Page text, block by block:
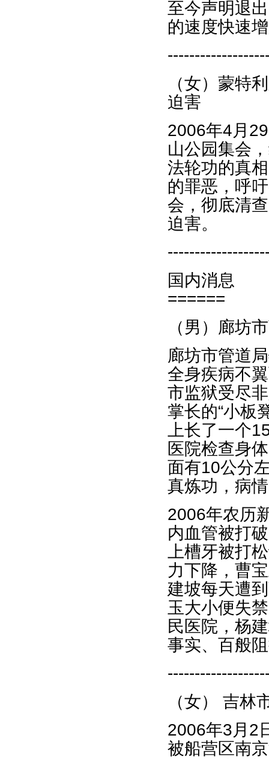
至今声明退
的速度快速
（女）蒙特
迫害
2006年4月
山公园集会
法轮功的真
的罪恶，呼
会，彻底清
迫害。
国内消息
======
（男）廊坊
廊坊市管道
全身疾病不
市监狱受尽
掌长的“小板
上长了一个
医院检查身
面有10公分
真炼功，病
2006年农历
内血管被打
上槽牙被打
力下降，曹
建坡每天遭
玉大小便失
民医院，杨
事实、百般
（女） 吉林
2006年3月2
被船营区南